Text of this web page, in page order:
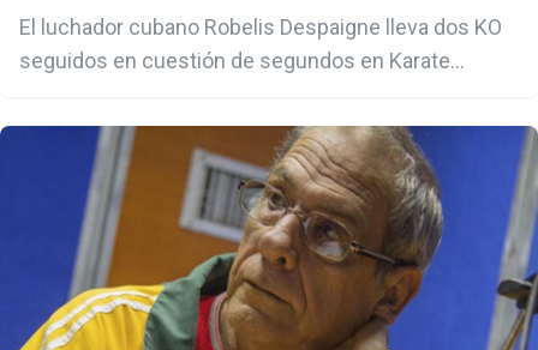
El luchador cubano Robelis Despaigne lleva dos KO
seguidos en cuestión de segundos en Karate